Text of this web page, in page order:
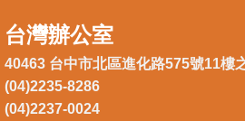
台灣辦公室
40463 台中市北區進化路575號11樓
(04)2235-8286
(04)2237-0024